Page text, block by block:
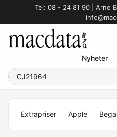
Tel: 08 - 24 81 90 | Arne
Nyheter
Extrapriser Apple